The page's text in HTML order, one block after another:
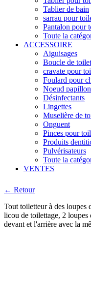
Tablier de bain
sarrau pour
Pantalon pour
Toute la
ACCESSOIRE
Aiguisages
Boucle de
cravate pour
Foulard pour
Noeud
Désinfectants
Lingettes
Muselière de
Onguent
Pinces pour
Produits
Pulvérisateurs
Toute la
VENTES
← Retour
Tout toiletteur à des loupes
licou de toilettage, 2 loupes
devant et l'arrière avec la